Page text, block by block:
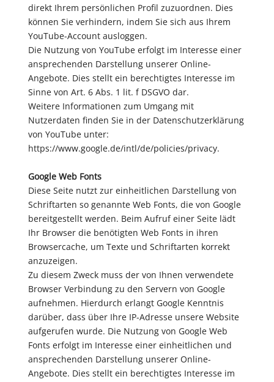
direkt Ihrem persönlichen Profil zuzuordnen. Dies
können Sie verhindern, indem Sie sich aus Ihrem
YouTube-Account ausloggen.
Die Nutzung von YouTube erfolgt im Interesse einer
ansprechenden Darstellung unserer Online-
Angebote. Dies stellt ein berechtigtes Interesse im
Sinne von Art. 6 Abs. 1 lit. f DSGVO dar.
Weitere Informationen zum Umgang mit
Nutzerdaten finden Sie in der Datenschutzerklärung
von YouTube unter:
https://www.google.de/intl/de/policies/privacy.
Google Web Fonts
Diese Seite nutzt zur einheitlichen Darstellung von
Schriftarten so genannte Web Fonts, die von Google
bereitgestellt werden. Beim Aufruf einer Seite lädt
Ihr Browser die benötigten Web Fonts in ihren
Browsercache, um Texte und Schriftarten korrekt
anzuzeigen.
Zu diesem Zweck muss der von Ihnen verwendete
Browser Verbindung zu den Servern von Google
aufnehmen. Hierdurch erlangt Google Kenntnis
darüber, dass über Ihre IP-Adresse unsere Website
aufgerufen wurde. Die Nutzung von Google Web
Fonts erfolgt im Interesse einer einheitlichen und
ansprechenden Darstellung unserer Online-
Angebote. Dies stellt ein berechtigtes Interesse im